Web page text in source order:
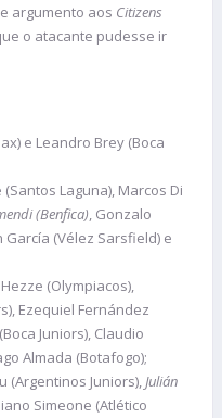
argumento aos Citizens
o atacante pudesse ir
e Leandro Brey (Boca
Laguna), Marcos Di
(Benfica), Gonzalo
García (Vélez Sarsfield) e
(Olympiacos),
Ezequiel Fernández
Juniors), Claudio
Almada (Botafogo);
(Argentinos Juniors),Julián
Simeone (Atlético